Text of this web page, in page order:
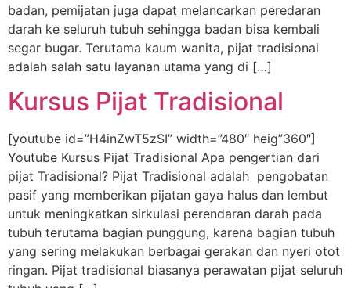
badan, pemijatan juga dapat melancarkan peredaran
darah ke seluruh tubuh sehingga badan bisa kembali
segar bugar. Terutama kaum wanita, pijat tradisional
adalah salah satu layanan utama yang di […]
Kursus Pijat Tradisional
[youtube id=”H4inZwT5zSI” width=”480″ heig”360″]
Youtube Kursus Pijat Tradisional Apa pengertian dari
pijat Tradisional? Pijat Tradisional adalah pengobatan
pasif yang memberikan pijatan gaya halus dan lembut
untuk meningkatkan sirkulasi perendaran darah pada
tubuh terutama bagian punggung, karena bagian tubuh
yang sering melakukan berbagai gerakan dan nyeri otot
ringan. Pijat tradisional biasanya perawatan pijat seluruh